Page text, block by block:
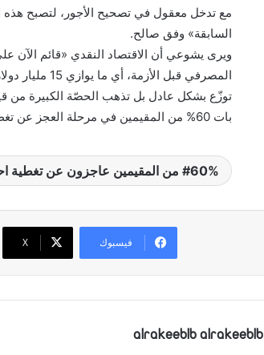
السابقة» وفق صالح.
المصرفي قبل
توزّع بشكل عادل بل تذهب الحصّة الكبيرة من
بات 60% من المقيمين في مرحلة العجز عن تغطية احتياجاتهم.
60% من المقيمين عاجزون عن تغطية احتياجاتهم: الأولوية لأرباح التجّار... دائماً
فيسبوك X
alrakeeblb alrakeeblb